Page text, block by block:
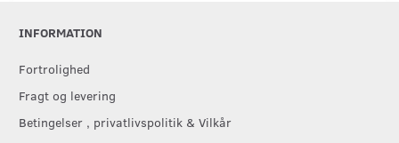
INFORMATION
Fortrolighed
Fragt og levering
Betingelser , privatlivspolitik & Vilkår